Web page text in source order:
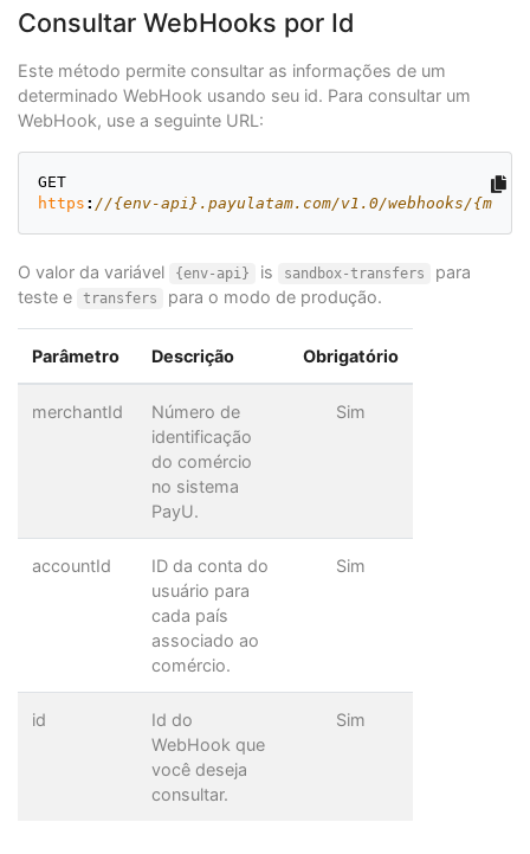
Consultar WebHooks por Id
Este método permite consultar as informações de um
determinado WebHook usando seu id. Para consultar um
WebHook, use a seguinte URL:
GET
https : //{env-api}.payulatam.com/v1.0/webhooks/
O valor da variável {env-api} is sandbox-transfers
para
teste e
transfers para o modo de produção.
Parâmetro Descrição Obrigatório
merchantId
Número de
identificação
do comércio
no sistema
PayU.
Sim
accountId
ID da conta do
usuário para
cada país
associado ao
comércio.
Sim
id
Id do
WebHook que
você deseja
consultar.
Sim